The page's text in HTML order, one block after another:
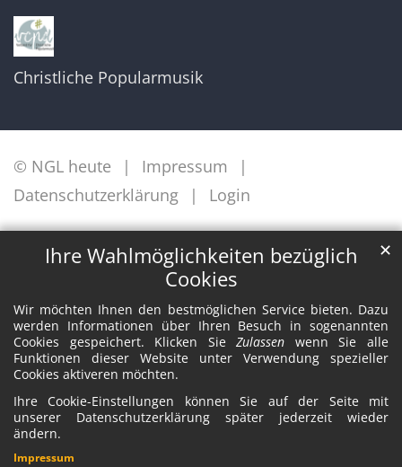
Ihre Wahlmöglichkeiten bezüglich
Cookies
Wir möchten Ihnen den bestmöglichen Service bieten. Dazu
werden Informationen über Ihren Besuch in sogenannten
Cookies gespeichert. Klicken SieZulassen wenn Sie alle
Funktionen dieser Website unter Verwendung spezieller
Cookies aktiveren möchten.
Ihre Cookie-Einstellungen können Sie auf der Seite mit
unserer Datenschutzerklärung später jederzeit wieder
ändern.
✕
Impressum
Christliche Popularmusik
© NGL heute
Impressum
Datenschutzerklärung
Login